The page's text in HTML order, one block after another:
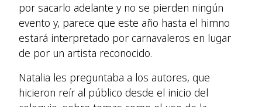
por sacarlo adelante y no se pierden ningún
evento y, parece que este año hasta el himno
estará interpretado por carnavaleros en lugar
de por un artista reconocido.
Natalia les preguntaba a los autores, que
hicieron reír al público desde el inicio del